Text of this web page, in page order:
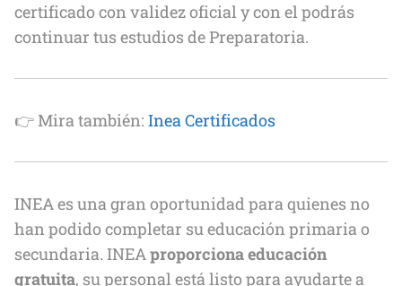
certificado con validez oficial y con el podrás
continuar tus estudios de Preparatoria.
👉 Mira también: Inea Certificados
INEA es una gran oportunidad para quienes no
han podido completar su educación primaria o
secundaria. INEAproporciona educación
gratuita, su personal está listo para ayudarte a